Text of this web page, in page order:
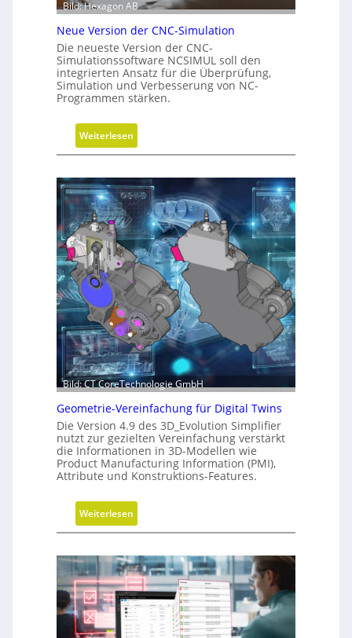
n
e
e
i
N
a
c
h
h
a
t
i
g
k
e
i
t
s
-
R
o
a
d
m
p
Bild: Hexagon AB
Neue Version der CNC-Simulation
Die neueste Version der CNC-
Simulationssoftware NCSIMUL soll den
integrierten Ansatz für die Überprüfung,
Simulation und Verbesserung von NC-
Programmen stärken.
Weiterlesen:
N
u
e
V
e
r
s
i
n
d
e
r
C
C
-
S
i
m
l
a
i
o
n
Bild: CT CoreTechnologie GmbH
Geometrie-Vereinfachung für Digital Twins
Die Version 4.9 des 3D_Evolution Simplifier
nutzt zur gezielten Vereinfachung verstärkt
die Informationen in 3D-Modellen wie
Product Manufacturing Information (PMI),
Attribute und Konstruktions-Features.
Weiterlesen:
G
o
m
e
t
r